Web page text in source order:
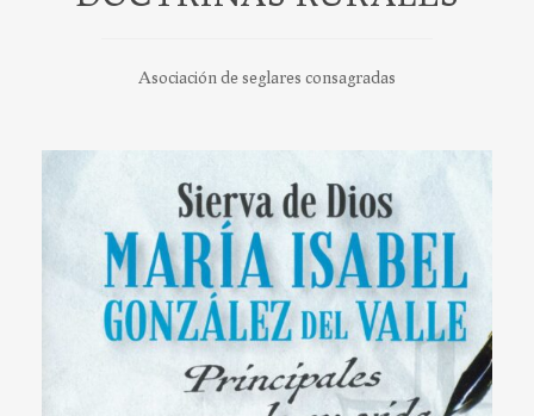
Asociación de seglares consagradas